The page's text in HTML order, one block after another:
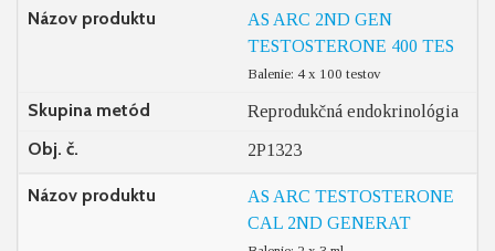
Názov produktu
AS ARC 2ND GEN
TESTOSTERONE 400 TES
Balenie: 4 x 100 testov
Skupina metód Reprodukčná endokrinológia
Obj. č. 2P1323
Názov produktu
AS ARC TESTOSTERONE
CAL 2ND GENERAT